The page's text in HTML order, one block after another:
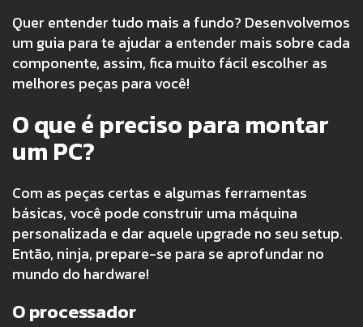
Quer entender tudo mais a fundo? Desenvolvemos
um guia para te ajudar a entender mais sobre cada
componente, assim, fica muito fácil escolher as
melhores peças para você!
O que é preciso para montar
um PC?
Com as peças certas e algumas ferramentas
básicas, você pode construir uma máquina
personalizada e dar aquele upgrade no seu setup.
Então, ninja, prepare-se para se aprofundar no
mundo do hardware!
O processador